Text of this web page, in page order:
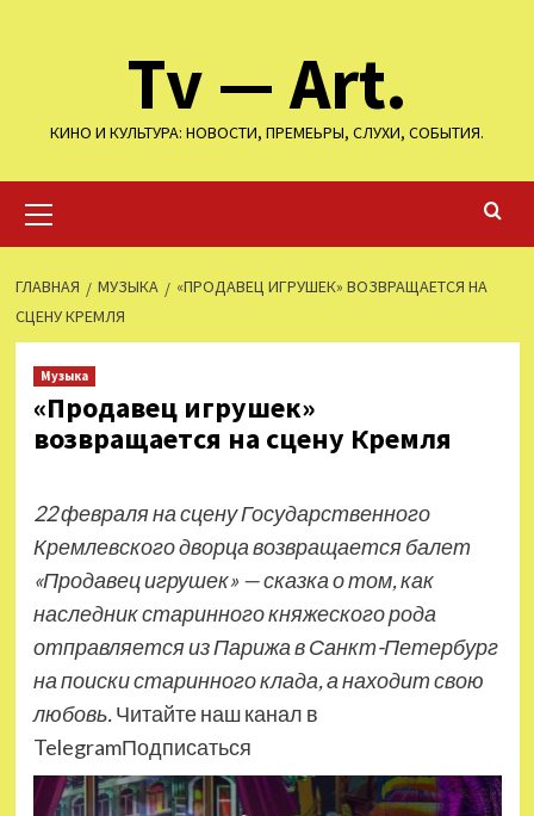
Tv — Art.
КИНО И КУЛЬТУРА: НОВОСТИ, ПРЕМЕЬРЫ, СЛУХИ, СОБЫТИЯ.
меню
ГЛАВНАЯ МУЗЫКА
«ПРОДАВЕЦ ИГРУШЕК» ВОЗВРАЩАЕТСЯ НА
СЦЕНУ КРЕМЛЯ
Музыка
«Продавец игрушек»
возвращается на сцену Кремля
22 февраля на сцену Государственного
Кремлевского дворца возвращается балет
«Продавец игрушек» — сказка о том, как
наследник старинного княжеского рода
отправляется из Парижа в Санкт-Петербург
на поиски старинного клада, а находит свою
любовь. Читайте наш канал в
TelegramПодписаться